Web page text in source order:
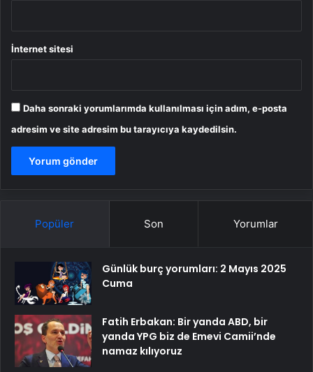
İnternet sitesi
Daha sonraki yorumlarımda kullanılması için adım, e-posta
adresim ve site adresim bu tarayıcıya kaydedilsin.
Popüler Son Yorumlar
Günlük burç yorumları: 2 Mayıs 2025
Cuma
Fatih Erbakan: Bir yanda ABD, bir
yanda YPG biz de Emevi Camii’nde
namaz kılıyoruz